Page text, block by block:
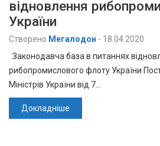
відновлення
України
Створено Мегалодон - 18.04.2020
Законодавча база в питаннях
рибопромислового флоту України
Міністрів України від 7…
Докладніше